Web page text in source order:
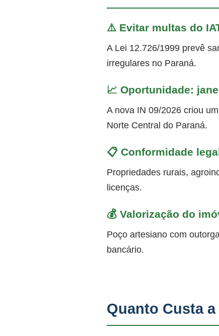
⚠️ Evitar multas do
A Lei 12.726/1999 prevê
irregulares no Paraná.
📈 Oportunidade:
A nova IN 09/2026 criou
Norte Central do Paraná.
📋 Conformidade
Propriedades rurais,
licenças.
💰 Valorização do
Poço artesiano com
bancário.
Quanto Custa